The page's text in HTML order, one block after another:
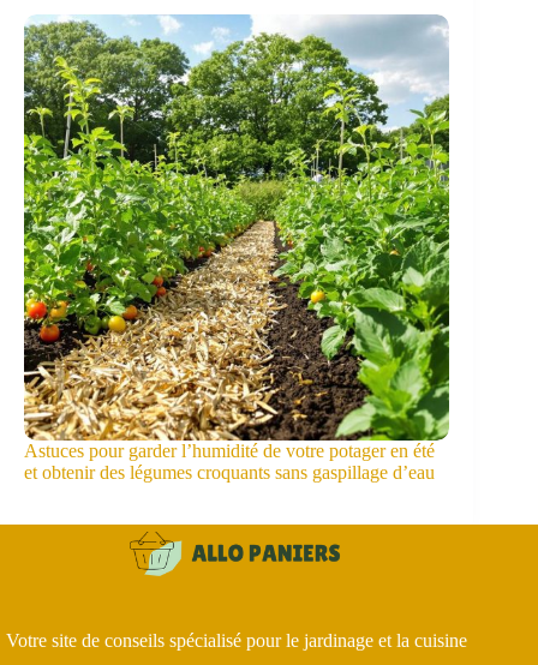
Astuces pour garder l’humidité de votre potager en été
et obtenir des légumes croquants sans gaspillage d’eau
Votre site de conseils spécialisé pour le jardinage et la cuisine